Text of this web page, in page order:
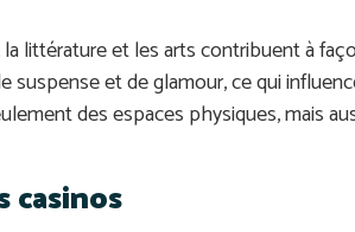
littérature et les arts contribuent à
et de glamour, ce qui
des espaces physiques, mais
casinos